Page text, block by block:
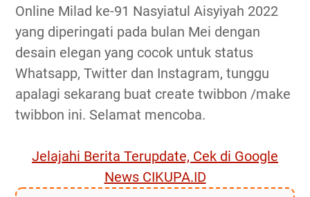
Online Milad ke-91 Nasyiatul Aisyiyah 2022
yang diperingati pada bulan Mei dengan
desain elegan yang cocok untuk status
Whatsapp, Twitter dan Instagram, tunggu
apalagi sekarang buat create twibbon /make
twibbon ini. Selamat mencoba.
Jelajahi Berita Terupdate, Cek di Google
News CIKUPA.ID